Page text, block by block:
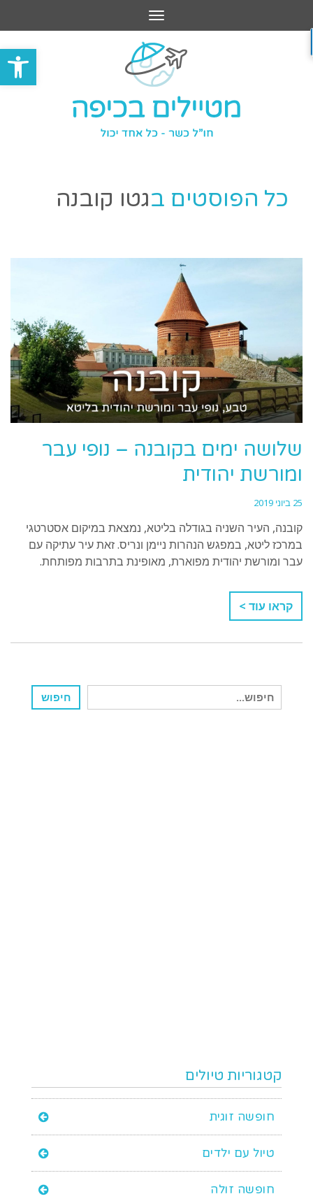
פתח
תפריט
כל הפוסטים בגטו קובנה
שלושה ימים בקובנה – נופי עבר
ומורשת יהודית
25 ביוני 2019
קובנה, העיר השניה בגודלה בליטא, נמצאת במיקום אסטרטגי
במרכז ליטא, במפגש הנהרות ניימן ונריס. זאת עיר עתיקה עם
עבר ומורשת יהודית מפוארת, מאופינת בתרבות מפותחת.
קראו עוד >
חיפוש
עבור:
חיפוש
קטגוריות טיולים
חופשה זוגית
טיול עם ילדים
חופשה זולה